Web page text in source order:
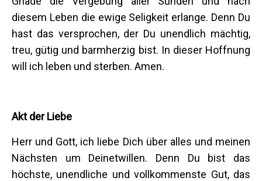
diesem Leben die ewige Seligkeit erlange. Denn Du
hast das versprochen, der Du unendlich mächtig,
treu, gütig und barmherzig bist. In dieser Hoffnung
will ich leben und sterben. Amen.
Akt der Liebe
Herr und Gott, ich liebe Dich über alles und meinen
Nächsten um Deinetwillen. Denn Du bist das
höchste, unendliche und vollkommenste Gut, das